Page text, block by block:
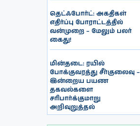
தெட்ஃபோர்ட்: அகதிகள்
எதிர்ப்பு போராட்டத்தில்
வன்முறை – மேலும் பலர்
கைது!
மின்தடை: ரயில்
போக்குவரத்து சீர்குலைவு –
இன்றைய பயண
தகவல்களை
சரிபார்க்குமாறு
அறிவுறுத்தல்